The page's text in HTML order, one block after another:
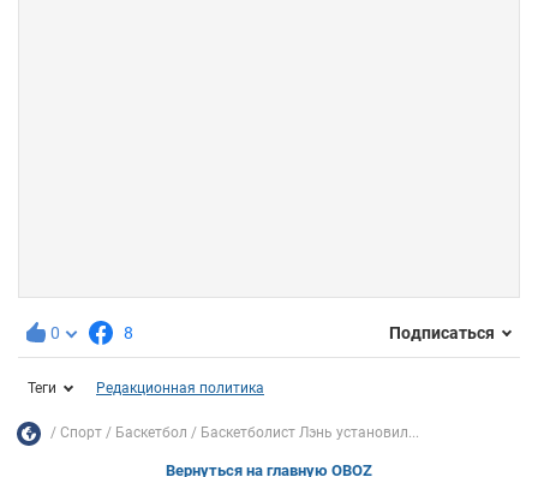
0 8 Подписаться
Теги Редакционная политика
Спорт Баскетбол Баскетболист Лэнь установил...
Вернуться на главную OBOZ